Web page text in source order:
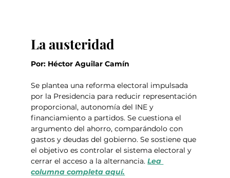
La austeridad
Por: Héctor Aguilar Camín
Se plantea una reforma electoral impulsada
por la Presidencia para reducir representación
proporcional, autonomía del INE y
financiamiento a partidos. Se cuestiona el
argumento del ahorro, comparándolo con
gastos y deudas del gobierno. Se sostiene que
el objetivo es controlar el sistema electoral y
cerrar el acceso a la alternancia. Lea
columna completa aquí.